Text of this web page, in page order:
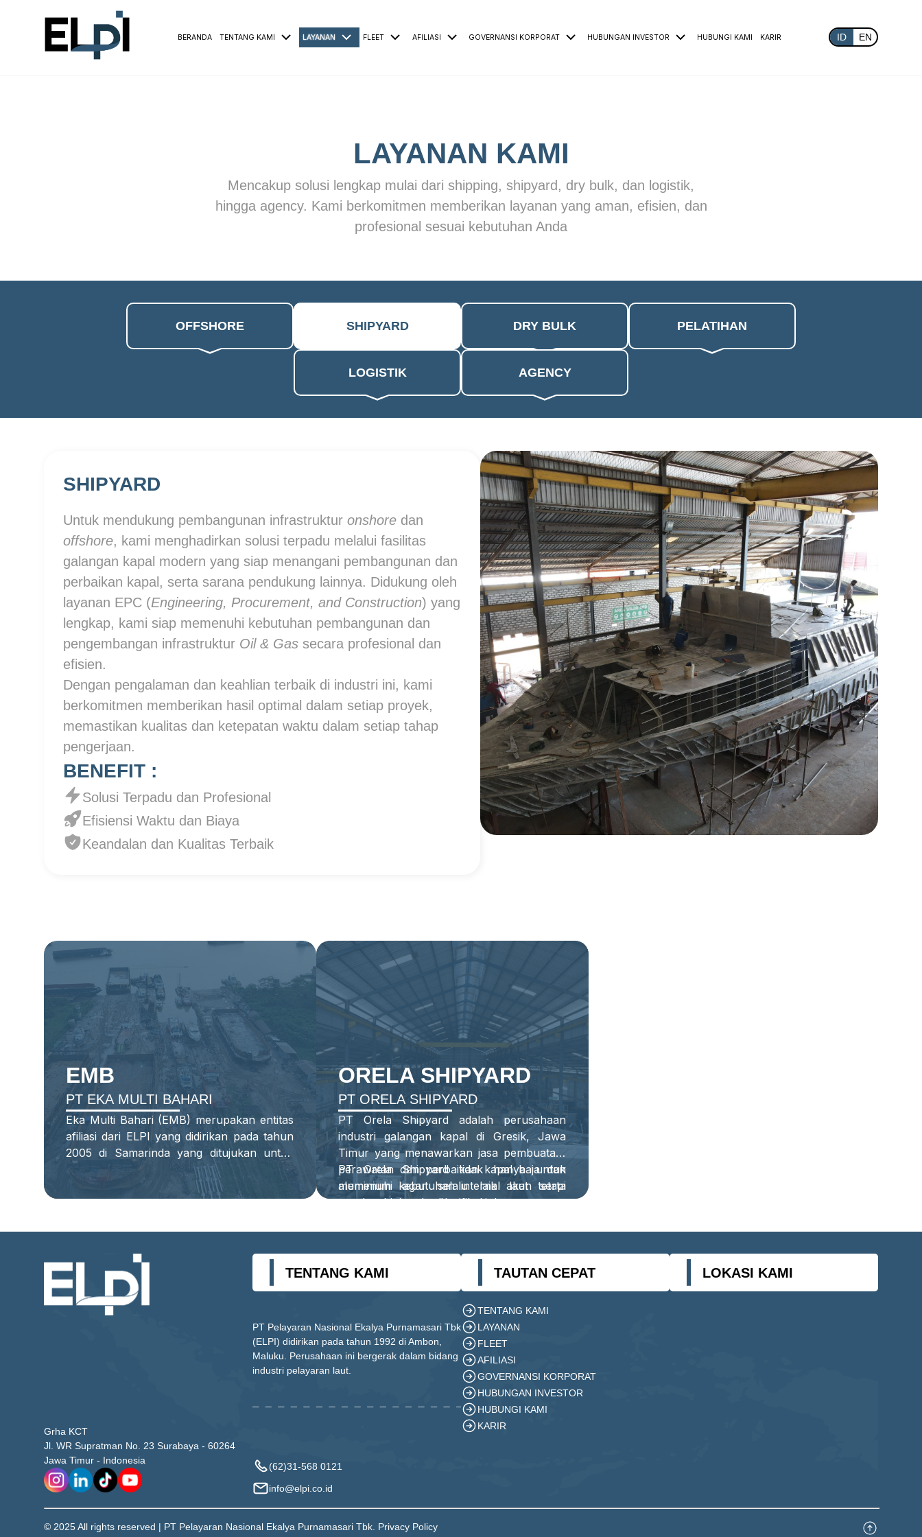
BERANDA TENTANG KAMI LAYANAN FLEET AFILIASI GOVERNANSI KORPORAT HUBUNGAN INVESTOR HUBUNGI KAMI KARIR ID EN
LAYANAN KAMI
Mencakup solusi lengkap mulai dari shipping, shipyard, dry bulk, dan logistik,
hingga agency. Kami berkomitmen memberikan layanan yang aman, efisien, dan
profesional sesuai kebutuhan Anda
OFFSHORE SHIPYARD DRY BULK PELATIHAN
LOGISTIK AGENCY
SHIPYARD
Untuk mendukung pembangunan infrastruktur onshore dan
offshore, kami menghadirkan solusi terpadu melalui fasilitas
galangan kapal modern yang siap menangani pembangunan dan
perbaikan kapal, serta sarana pendukung lainnya. Didukung oleh
layanan EPC (Engineering, Procurement, and Construction) yang
lengkap, kami siap memenuhi kebutuhan pembangunan dan
pengembangan infrastruktur Oil & Gas secara profesional dan
efisien.
Dengan pengalaman dan keahlian terbaik di industri ini, kami
berkomitmen memberikan hasil optimal dalam setiap proyek,
memastikan kualitas dan ketepatan waktu dalam setiap tahap
pengerjaan.
BENEFIT :
Solusi Terpadu dan Profesional
Efisiensi Waktu dan Biaya
Keandalan dan Kualitas Terbaik
EMB
PT EKA MULTI BAHARI
Eka Multi Bahari (EMB) merupakan entitas
afiliasi dari ELPI yang didirikan pada tahun
2005 di Samarinda yang ditujukan untuk
perbaikan dan pemeliharaan kapal-kapal
dari entitas afiliasi.
ORELA SHIPYARD
PT ORELA SHIPYARD
PT Orela Shipyard adalah perusahaan
industri galangan kapal di Gresik, Jawa
Timur yang menawarkan jasa pembuatan,
perawatan dan perbaikan kapal baja dan
aluminium agar selalu laik laut serta
memenuhi standar klasifikasi danstatutory.
PT Orela Shipyard tidak hanya
untuk
memenuhi kebutuhan internal akan tetapi
untuk permintaan eksternal.
Grha KCT
Jl. WR Supratman No. 23 Surabaya - 60264
Jawa Timur - Indonesia
TENTANG KAMI
PT Pelayaran Nasional Ekalya Purnamasari Tbk
(ELPI) didirikan pada tahun 1992 di Ambon,
Maluku. Perusahaan ini bergerak dalam bidang
industri pelayaran laut.
(62)31-568 0121
info@elpi.co.id
TAUTAN CEPAT
TENTANG KAMI
LAYANAN
FLEET
AFILIASI
GOVERNANSI KORPORAT
HUBUNGAN INVESTOR
HUBUNGI KAMI
KARIR
LOKASI KAMI
© 2025 All rights reserved | PT Pelayaran Nasional Ekalya Purnamasari Tbk. Privacy Policy